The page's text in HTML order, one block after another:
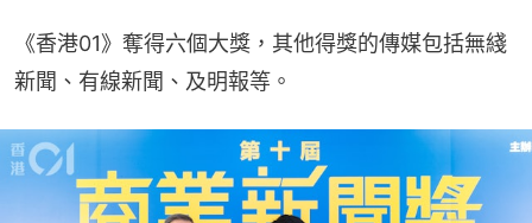
《香港01》奪得六個大獎，其他得獎的傳媒包括無綫
新聞、有線新聞、及明報等。